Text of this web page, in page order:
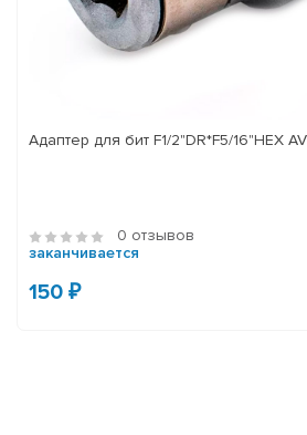
Адаптер для бит F1/2"DR*F5/16"HEX
0 отзывов
заканчивается
150 ₽